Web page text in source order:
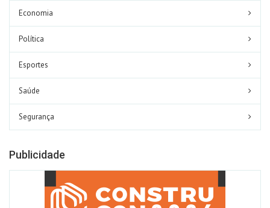
Economia
Política
Esportes
Saúde
Segurança
Publicidade